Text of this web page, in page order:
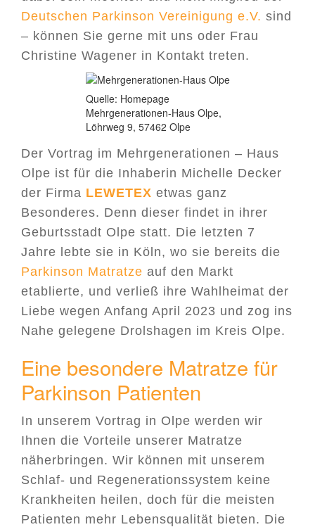
Deutschen Parkinson Vereinigung e.V. sind
– können Sie gerne mit uns oder Frau
Christine Wagener in Kontakt treten.
Quelle: Homepage
Mehrgenerationen-Haus Olpe,
Löhrweg 9, 57462 Olpe
Der Vortrag im Mehrgenerationen – Haus
Olpe ist für die Inhaberin Michelle Decker
der Firma LEWETEX etwas ganz
Besonderes. Denn dieser findet in ihrer
Geburtsstadt Olpe statt. Die letzten 7
Jahre lebte sie in Köln, wo sie bereits die
Parkinson Matratze auf den Markt
etablierte, und verließ ihre Wahlheimat der
Liebe wegen Anfang April 2023 und zog ins
Nahe gelegene Drolshagen im Kreis Olpe.
Eine besondere Matratze für
Parkinson Patienten
In unserem Vortrag in Olpe werden wir
Ihnen die Vorteile unserer Matratze
näherbringen. Wir können mit unserem
Schlaf- und Regenerationssystem keine
Krankheiten heilen, doch für die meisten
Patienten mehr Lebensqualität bieten. Die